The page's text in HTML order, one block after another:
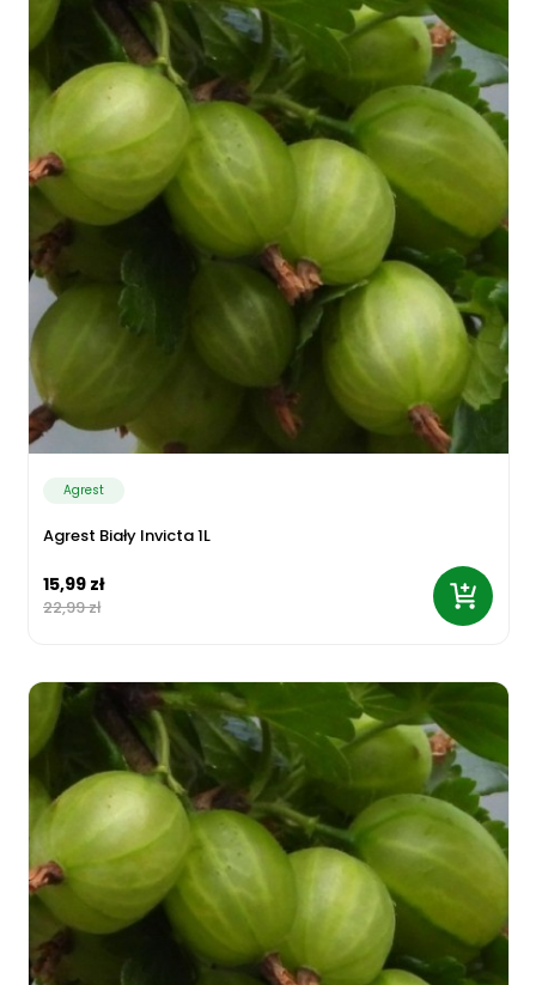
Agrest
Agrest Biały Invicta 1L
15,99 zł
22,99 zł